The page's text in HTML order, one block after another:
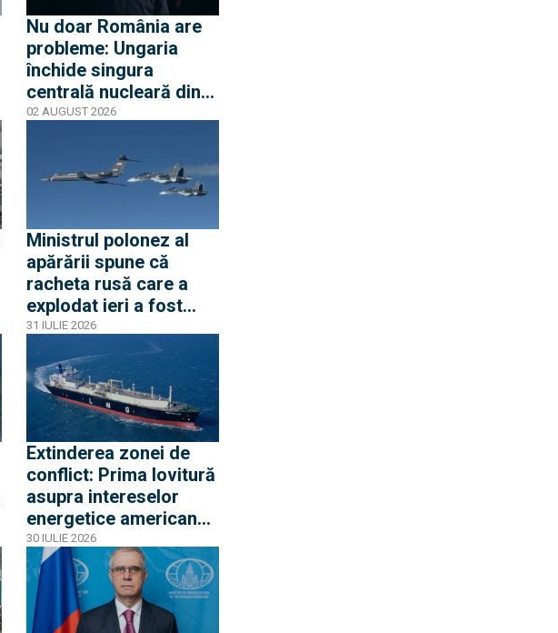
Nu doar România are
probleme: Ungaria
închide singura
centrală nucleară din
cauza nivelului Dunării
spune că urmează
cinci zile critice
02 AUGUST 2026
Ministrul polonez al
apărării spune că
racheta rusă care a
explodat ieri a fost
produsă în primăvara
lui 2026. Între timp,
avioane rusești cu
transponderul oprit s-
au apropiat de
frontiera Poloniei
31 IULIE 2026
Extinderea zonei de
conflict: Prima lovitură
asupra intereselor
energetice americane
din Egipt activează
alerta la Casa Albă
30 IULIE 2026